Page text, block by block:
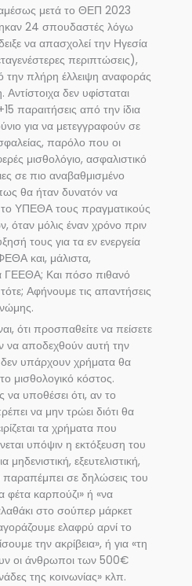
μετά το ΘΕΠ 2023
24 σπουδαστές λόγω
να απασχολεί την Ηγεσία
περιπτώσεις),
την πλήρη έλλειψη αναφοράς
δεν υφίσταται
παραιτήσεις από την ίδια
για να μετεγγραφούν σε
παρόλο που οι
μισθολόγιο, ασφαλιστικό
σε πιο αναβαθμισμένο
θα ήταν δυνατόν να
το ΥΠΕΘΑ τους πραγματικούς
όταν μόλις έναν χρόνο πριν
τους για τα εν ενεργεία
και, μάλιστα,
ΓΕΕΘΑ; Και πόσο πιθανό
Αφήνουμε τις απαντήσεις
ότι προσπαθείτε να πείσετε
να αποδεχθούν αυτή την
υπάρχουν χρήματα θα
μισθολογικό κόστος.
να υποθέσει ότι, αν το
να μην τρώει διότι θα
τα χρήματα που
υπόψιν η εκτόξευση του
μηδενιστική, εξευτελιστική,
παραπέμπει σε δηλώσεις του
φέτα καρπούζι» ή «να
στο σούπερ μάρκετ
ελαφρύ αρνί το
την ακρίβεια», ή για «τη
οι άνθρωποι των 500€
της κοινωνίας» κλπ.